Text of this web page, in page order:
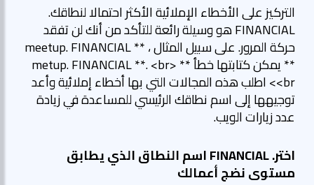
التركيز على الأخطاء الإملائية الأكثر احتمالا لنطاقك.
FINANCIAL هو وسيلة رائعة للتأكد من أنك لن تفقد
حركة المرور. على سبيل المثال ، ** meetup. FINANCIAL
** يمكن كتابتها خطأ ** metup. FINANCIAL **. <br>
<br> اطلب هذه المجالات التي بها أخطاء إملائية وأعد
توجيهها إلى اسم نطاقك الرئيسي للمساعدة في زيادة
عدد زيارات الويب.
اختر. FINANCIAL اسم النطاق الذي يطابق
مستوى نضج أعمالك